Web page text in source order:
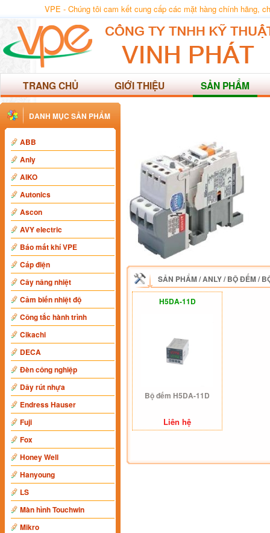
VPE - Chúng tôi cam kết cung cấp các mặt hàng chính hãng,
TRANG CHỦ GIỚI THIỆU SẢN PHẨM
DANH MỤC SẢN PHẨM
ABB
Anly
AIKO
Autonics
Ascon
AVY electric
Báo mất khí VPE
Cáp điện
Cây nâng nhiệt
Cảm biến nhiệt độ
Công tắc hành trình
Cikachi
DECA
Đèn công nghiệp
Dây rút nhựa
Endress Hauser
Fuji
Fox
Honey Well
Hanyoung
LS
Màn hình Touchwin
Mikro
SẢN PHẨM/ANLY/BỘ ĐẾM/
H5DA-11D
Bộ đếm H5DA-11D
Liên hệ